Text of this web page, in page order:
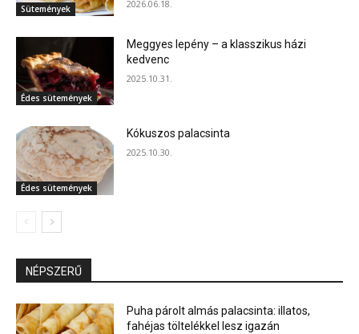
Sütemények 2026.06.18.
Édes sütemények
Meggyes lepény – a klasszikus házi
kedvenc
2025.10.31.
Édes sütemények
Kókuszos palacsinta
2025.10.30.
NÉPSZERŰ
Puha párolt almás palacsinta: illatos,
fahéjas töltelékkel lesz igazán